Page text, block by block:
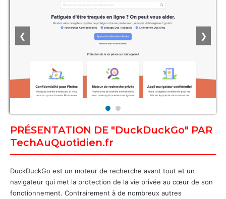
❮ ❯
PRÉSENTATION DE "DuckDuckGo" PAR
TechAuQuotidien.fr
DuckDuckGo est un moteur de recherche avant tout et un
navigateur qui met la protection de la vie privée au cœur de son
fonctionnement. Contrairement à de nombreux autres